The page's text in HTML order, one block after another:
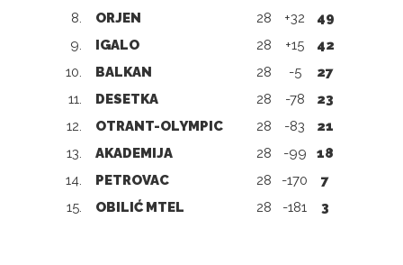
8.
ORJEN 28 +32
49
9.
IGALO 28 +15
42
10.
BALKAN 28 -5
27
11.
DESETKA 28 -78
23
12.
OTRANT-OLYMPIC 28 -83
21
13.
AKADEMIJA 28 -99
18
14.
PETROVAC 28 -170
7
15.
OBILIĆ MTEL 28 -181 3